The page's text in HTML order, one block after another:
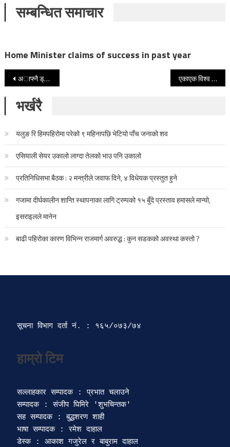
सम्बन्धित समाचार
Home Minister claims of success in past year
Post navigation
अाफ्नै ड्राइभरसँग विवादमा आएकी लक्की शेर्पालार्इ सरकारले गर्यो बर्खास्त एकाएक विश्व बैंकका अध्यक्षले किन गरे राजीनामाको घोषणा
भर्खरै
यलुङ रि हिमपहिरोमा परेको ९ महिनापछि भेटियो पाँच जनाको शव
एसियाली सेयर उकालो लाग्दा तेलको भाउ पनि उकालो
प्रतिनिधिसभा बैठक : २ मन्त्रीले जवाफ दिने, ४ विधेयक प्रस्तुत हुने
गजामा दीर्घकालीन शान्ति स्थापनाका लागि ट्रम्पको १५ बुँदे प्रस्ताव हमासले मान्यो,
इसराइलले मानेन
बाढी पहिरोका कारण विभिन्न राजमार्ग अवरुद्ध : कुन सडकको अवस्था कस्तो ?
सूचना विभाग दर्ता‍ नं. : १६५/०७३/७४
हाम्रो टिम
सल्लाहकार सम्पादक : प्रभात चलाउने
सम्पादक : संजीप घिमिरे 'शुभचिन्तक'
सह सम्पादक : बुद्धशरण शाही
भाषा सम्पादक : रमेश दाहाल
डेस्क : आकाश गजुरेल र बाबुराम दाहाल